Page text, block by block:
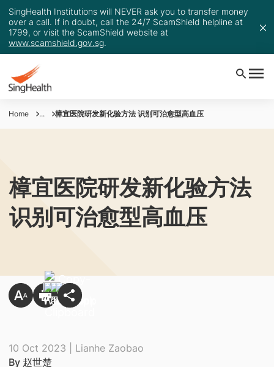
SingHealth Institutions will NEVER ask you to transfer money
over a call. If in doubt, call the 24/7 ScamShield helpline at
1799, or visit the ScamShield website at
www.scamshield.gov.sg.
Home ... 樟宜医院研发新化验方法 识别可治愈型高血压
樟宜医院研发新化验方法
识别可治愈型高血压
10 Oct 2023 | Lianhe Zaobao
By 赵世楚